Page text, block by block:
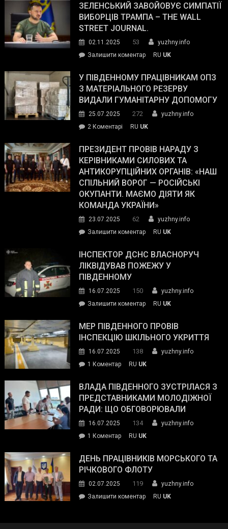
ЗЕЛЕНСЬКИЙ ЗАВОЙОВУЄ СИМПАТІЇ
ВИБОРЦІВ ТРАМПА – THE WALL
STREET JOURNAL.
02.11.2025 53
yuzhny.info
Залишити коментарon
завойовує
симпатії
виборців
The
Street
Journal.
RU UK
У ПІВДЕННОМУ ПРАЦІВНИКАМ ОПЗ
З МАТЕРІАЛЬНОГО РЕЗЕРВУ
ВИДАЛИ ГУМАНІТАРНУ ДОПОМОГУ
25.07.2025 272
yuzhny.info
2 Коментарі
Південному
працівникам
ОПЗ
з
матеріального
резерву
гуманітарну
допомогу
RU UK
ПРЕЗИДЕНТ ПРОВІВ НАРАДУ З
КЕРІВНИКАМИ СИЛОВИХ ТА
АНТИКОРУПЦІЙНИХ ОРГАНІВ: «НАШ
СПІЛЬНИЙ ВОРОГ — РОСІЙСЬКІ
ОКУПАНТИ. МАЄМО ДІЯТИ ЯК
КОМАНДА УКРАЇНИ»
23.07.2025 62
yuzhny.info
Залишити коментарon
провів
нараду
силових
та
органів:
«Наш
спільний
окупанти.
Маємо
діяти
команда
RU UK
ІНСПЕКТОР ДСНС ВЛАСНОРУЧ
ЛІКВІДУВАВ ПОЖЕЖУ У
ПІВДЕННОМУ
16.07.2025 150
yuzhny.info
Залишити коментарon
ДСНС
власноруч
пожежу
у
RU UK
МЕР ПІВДЕННОГО ПРОВІВ
ІНСПЕКЦІЮ ШКІЛЬНОГО УКРИТТЯ
16.07.2025 138
yuzhny.info
1 Коментардо
Південного
провів
інспекцію
укриття
RU UK
ВЛАДА ПІВДЕННОГО ЗУСТРІЛАСЯ З
ПРЕДСТАВНИКАМИ МОЛОДІЖНОЇ
РАДИ: ЩО ОБГОВОРЮВАЛИ
16.07.2025 134
yuzhny.info
1 Коментардо
Південного
зустрілася
представниками
молодіжної
RU UK
ДЕНЬ ПРАЦІВНИКІВ МОРСЬКОГО ТА
РІЧКОВОГО ФЛОТУ
02.07.2025 119
yuzhny.info
Залишити коментарon
RU UK